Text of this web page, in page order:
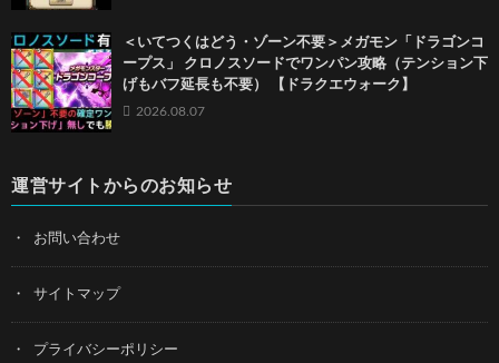
＜いてつくはどう・ゾーン不要＞メガモン「ドラゴンコ
ープス」 クロノスソードでワンパン攻略（テンション下
げもバフ延長も不要） 【ドラクエウォーク】
2026.08.07
運営サイトからのお知らせ
お問い合わせ
サイトマップ
プライバシーポリシー